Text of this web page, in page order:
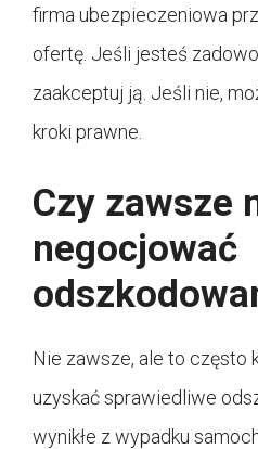
firma ubezpieczeniowa
ofertę. Jeśli jesteś
zaakceptuj ją. Jeśli nie,
kroki prawne.
Czy zawsze
negocjować
Nie zawsze, ale to często
uzyskać sprawiedliwe
wynikłe z wypadku